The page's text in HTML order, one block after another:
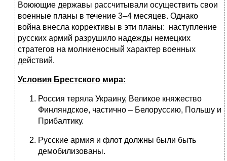
Воюющие державы рассчитывали осуществить свои
военные планы в течение 3–4 месяцев. Однако
война внесла коррективы в эти планы: наступление
русских армий разрушило надежды немецких
стратегов на молниеносный характер военных
действий.
Условия Брестского мира:
Россия теряла Украину, Великое княжество
Финляндское, частично – Белоруссию, Польшу и
Прибалтику.
Русские армия и флот должны были быть
демобилизованы.